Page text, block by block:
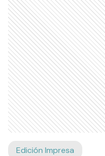
Edición Impresa